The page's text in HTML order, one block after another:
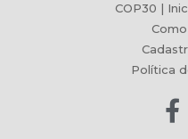
COP30 |
Política